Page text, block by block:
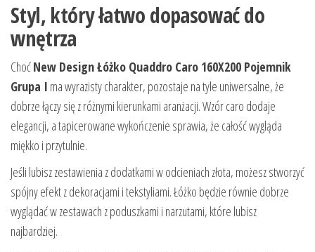
Styl, który łatwo dopasować do
wnętrza
ChoćNew Design Łóżko Quaddro Caro 160X200 Pojemnik
Grupa I ma wyrazisty charakter, pozostaje na tyle uniwersalne, że
dobrze łączy się z różnymi kierunkami aranżacji. Wzór caro dodaje
elegancji, a tapicerowane wykończenie sprawia, że całość wygląda
miękko i przytulnie.
Jeśli lubisz zestawienia z dodatkami w odcieniach złota, możesz stworzyć
spójny efekt z dekoracjami i tekstyliami. Łóżko będzie równie dobrze
wyglądać w zestawach z poduszkami i narzutami, które lubisz
najbardziej.